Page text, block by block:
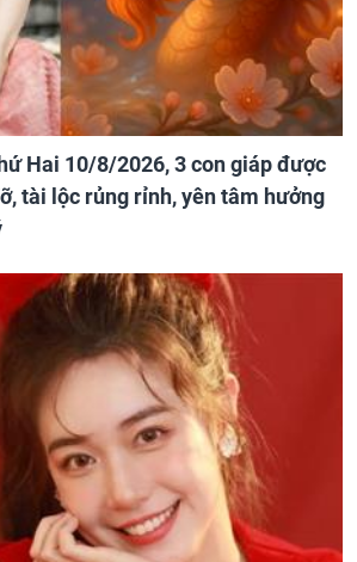
Hai 10/8/2026, 3 con giáp được
tài lộc rủng rỉnh, yên tâm hưởng